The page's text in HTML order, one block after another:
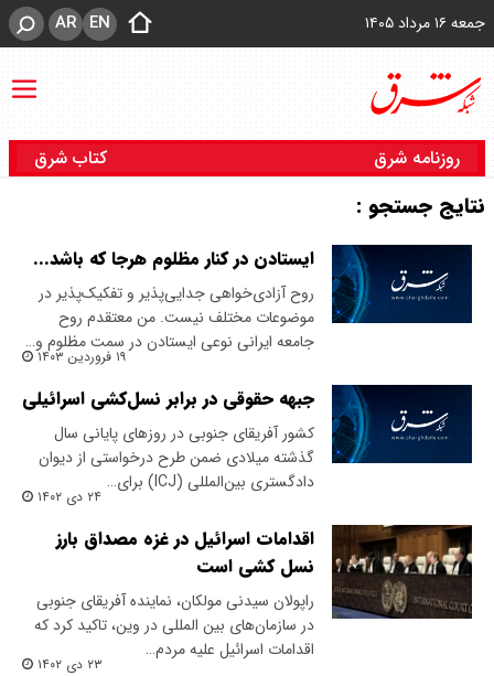
جمعه ۱۶ مرداد ۱۴۰۵ EN
AR
روزنامه شرق کتاب شرق
نتایج جستجو :
ایستادن در کنار مظلوم هرجا که باشد...
روح آزادی‌خواهی جدایی‌پذیر و تفکیک‌پذیر در
موضوعات مختلف نیست. من معتقدم روح
جامعه ایرانی نوعی ایستادن در سمت مظلوم و…
۱۹ فروردین ۱۴۰۳
جبهه حقوقی در برابر نسل‌کشی اسرائیلی
کشور آفریقای جنوبی در روزهای پایانی سال
گذشته میلادی ضمن طرح درخواستی از دیوان
دادگستری بین‌المللی (ICJ) برای…
۲۴ دی ۱۴۰۲
اقدامات اسرائیل در غزه مصداق بارز
نسل کشی است
راپولان سیدنی مولکان، نماینده آفریقای جنوبی
در سازمان‌های بین المللی در وین، تاکید کرد که
اقدامات اسرائیل علیه مردم…
۲۳ دی ۱۴۰۲